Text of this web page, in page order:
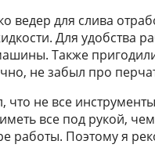
ведер для слива
Для удобства
Также
не забыл про
что не все
все под рукой,
работы. Поэтому я